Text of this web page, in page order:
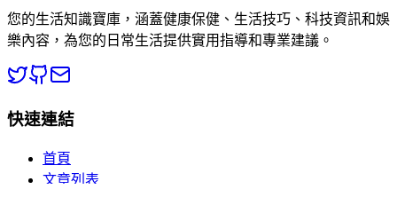
您的生活知識寶庫，涵蓋健康保健、生活技巧、科技資訊和娛
樂內容，為您的日常生活提供實用指導和專業建議。
快速連結
首頁
文章列表